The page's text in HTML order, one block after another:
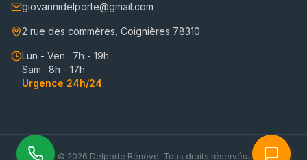
giovannidelporte@gmail.com
2 rue des commères, Coignières 78310
Lun - Ven : 7h - 19h
Sam : 8h - 17h
Urgence 24h/24
© 2026 Delporte Rénove. Tous droits réservés.